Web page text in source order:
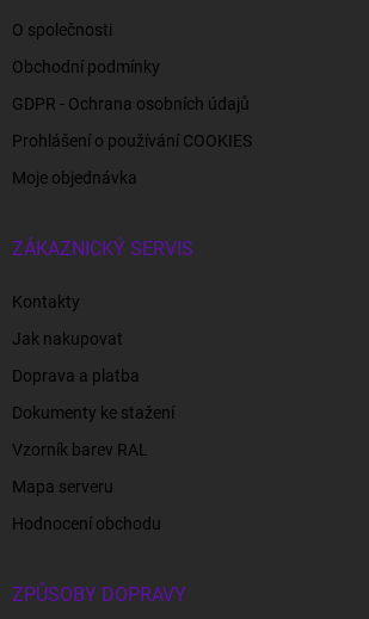
O společnosti
Obchodní podmínky
GDPR - Ochrana osobních údajů
Prohlášení o používání COOKIES
Moje objednávka
ZÁKAZNICKÝ SERVIS
Kontakty
Jak nakupovat
Doprava a platba
Dokumenty ke stažení
Vzorník barev RAL
Mapa serveru
Hodnocení obchodu
ZPŮSOBY DOPRAVY